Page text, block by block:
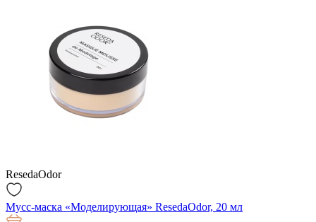
ResedaOdor
Мусс-маска «Моделирующая» ResedaOdor, 20 мл